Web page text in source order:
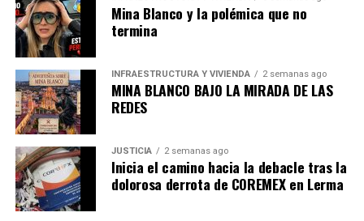
Mina Blanco y la polémica que no
termina
INFRAESTRUCTURA Y VIVIENDA 2 semanas ago
MINA BLANCO BAJO LA MIRADA DE LAS
REDES
JUSTICIA 2 semanas ago
Inicia el camino hacia la debacle tras la
dolorosa derrota de COREMEX en Lerma